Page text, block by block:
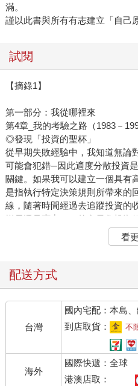
滿。
謹以此書與所有有志建立「自己
試閱
【摘錄1】
第一部分：我從哪裡來
第4章_我的考驗之路（1983－
◎發現「投資的聖杯」
從早期失敗經驗中，我知道無論
可能會犯錯─因此適度分散投資
關鍵。如果我可以建立一個具有
是指執行特定決策規則所帶來的
線，隨著時間經過去追蹤投資的
方式），我就可以提供客戶在其
Markowitz）建構一個廣泛使用
組合收益、風險跟相關性（即顯
相似性），並得到一個最佳的資
改變其中一個變數時可能會產生
假設的不確定性。那個時候，我
做，所以我用一種非常簡單的方
從達特茅斯學院數學系畢業，並
德（Brian Gold）做一張圖表，
資產到投資組合中，投資組合的
看
配送方式
台灣
國內宅配：本島
到店取貨：
不
海外
國際快遞：全球
港澳店取：